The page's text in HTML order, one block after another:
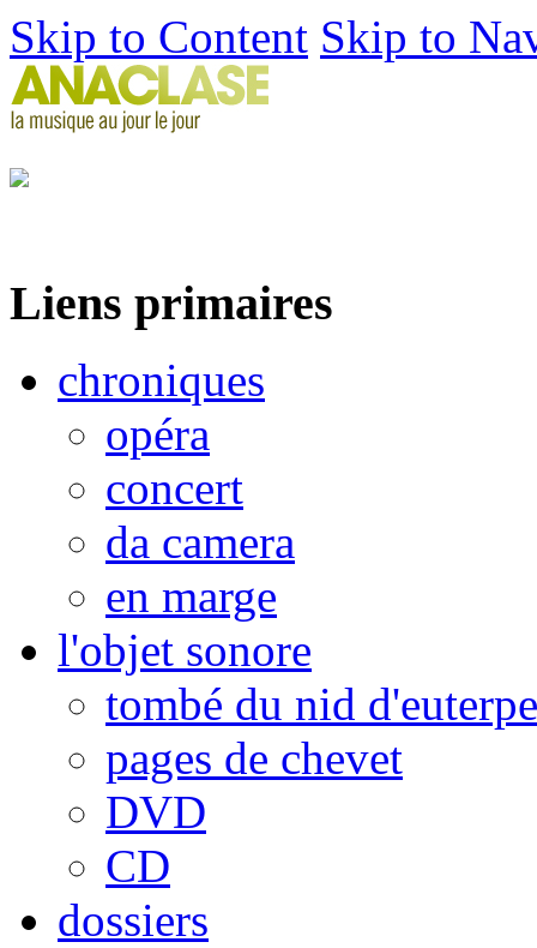
Skip to Content Skip to
Liens primaires
chroniques
opéra
concert
da camera
en marge
l'objet sonore
tombé du nid d'euterpe
pages de chevet
DVD
CD
dossiers